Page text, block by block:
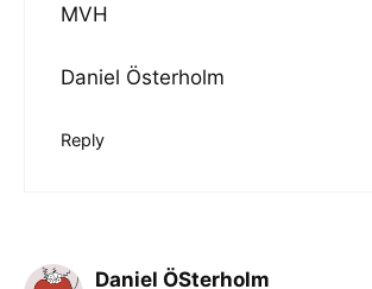
MVH
Daniel Österholm
Reply
Daniel ÖSterholm